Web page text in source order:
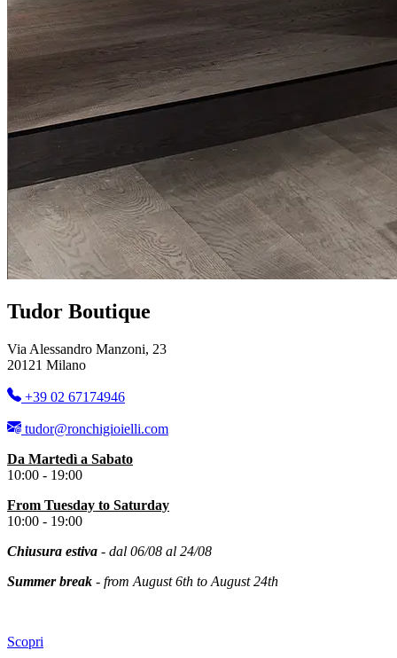
Tudor Boutique
Via Alessandro Manzoni, 23
20121 Milano
+39 02 67174946
tudor@ronchigioielli.com
Da Martedì a Sabato
10:00 - 19:00
From Tuesday to Saturday
10:00 - 19:00
Chiusura estiva - dal 06/08 al 24/08
Summer break - from August 6th to August 24th
Scopri